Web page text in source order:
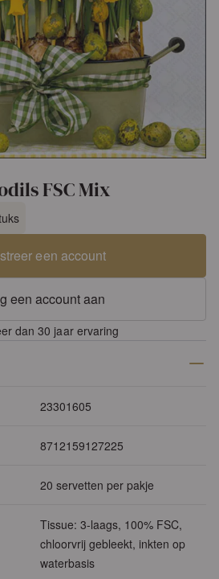
FSC Mix
een account
een account aan
dan 30 jaar ervaring
23301605
8712159127225
20 servetten per pakje
Tissue: 3-laags, 100% FSC,
chloorvrij gebleekt, inkten op
waterbasis